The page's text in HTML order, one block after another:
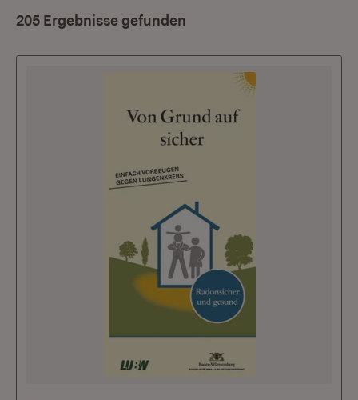
205 Ergebnisse gefunden